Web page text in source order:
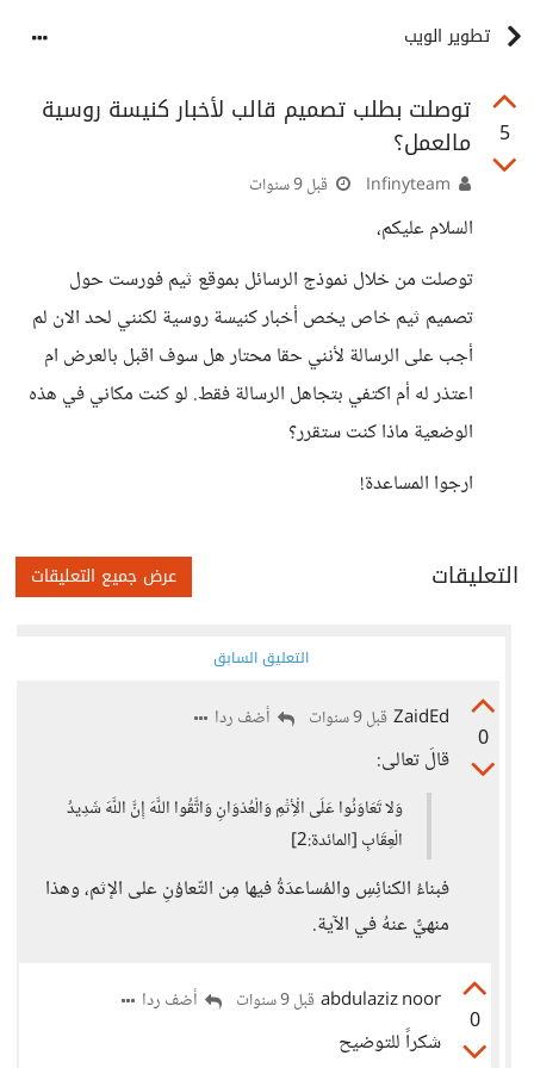
تطوير الويب
5
توصلت بطلب تصميم قالب لأخبار كنيسة روسية
مالعمل؟
قبل 9 سنوات
السلام عليكم،
توصلت من خلال نموذج الرسائل بموقع ثيم فورست حول
تصميم ثيم خاص يخص أخبار كنيسة روسية لكنني لحد الان لم
أجب على الرسالة لأنني حقا محتار هل سوف اقبل بالعرض ام
اعتذر له أم اكتفي بتجاهل الرسالة فقط. لو كنت مكاني في هذه
الوضعية ماذا كنت ستقرر؟
ارجوا المساعدة!
التعليقات عرض جميع التعليقات
التعليق السابق
0
ZaidEd قبل 9 سنوات أضف ردا
قالَ تعالى:
وَلا تَعَاوَنُوا عَلَى الْأِثْمِ وَالْعُدْوَانِ وَاتَّقُوا اللَّهَ إِنَّ اللَّهَ شَدِيدُ
الْعِقَابِ [المائدة:2]
فبناءُ الكنائِسِ والمُساعدَةُ فيها مِن التّعاوُنِ على الإثم، وهذا
منهيٌّ عنهُ في الآية.
0
abdulaziz noor قبل 9 سنوات أضف ردا
شكراً للتوضيح